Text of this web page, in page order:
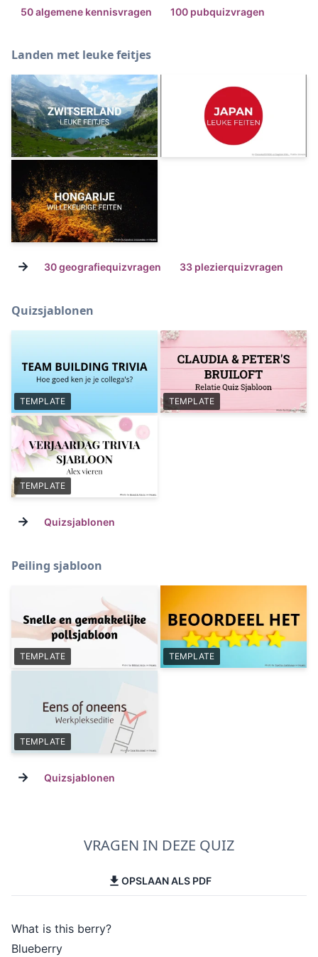
50 algemene kennisvragen 100 pubquizvragen
Landen met leuke feitjes
→ 30 geografiequizvragen 33 plezierquizvragen
Quizsjablonen
TEMPLATE TEMPLATE
TEMPLATE
→ Quizsjablonen
Peiling sjabloon
TEMPLATE TEMPLATE
TEMPLATE
→ Quizsjablonen
VRAGEN IN DEZE QUIZ
OPSLAAN ALS PDF
What is this berry?
Blueberry